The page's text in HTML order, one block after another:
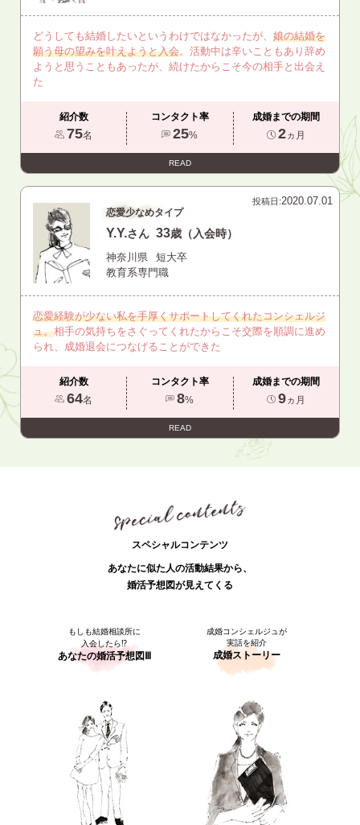
どうしても結婚したいというわけではなかったが、 娘の結婚を
願う母の望みを叶えようと入会。活動中は辛いこともあり辞め
ようと思うこともあったが、続けたからこそ今の相手と出会え
た
紹介数
75名
コンタクト率
25%
成婚までの期間
2ヵ月
READ
投稿日:2020.07.01
恋愛少なめタイプ
Y.Y.さん 33歳（入会時）
神奈川県
短大卒
教育系専門職
恋愛経験が少ない私を手厚くサポートしてくれたコンシェルジ
ュ。相手の気持ちをさぐってくれたからこそ交際を順調に進め
られ、成婚退会につなげることができた
紹介数
64名
コンタクト率
8%
成婚までの期間
9ヵ月
READ
スペシャルコンテンツ
あなたに似た人の活動結果から、
婚活予想図が見えてくる
もしも結婚相談所に
入会したら⁉
あなたの婚活予想図Ⅲ
成婚コンシェルジュが
実話を紹介
成婚ストーリー